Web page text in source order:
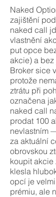
Naked
zajištění
naked call
vlastnění
put opce
akcie) a
Broker sice
protože
ztrátu při
označena
naked call
prodat 100
nevlastním
za aktuální
obrovskou
koupit akcie
klesla
opcí je
prémiu, ale